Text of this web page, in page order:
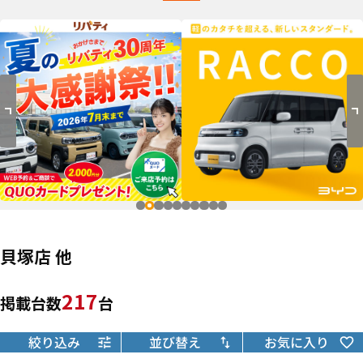
貝塚店 他
掲載台数217台
絞り込み 並び替え お気に入り